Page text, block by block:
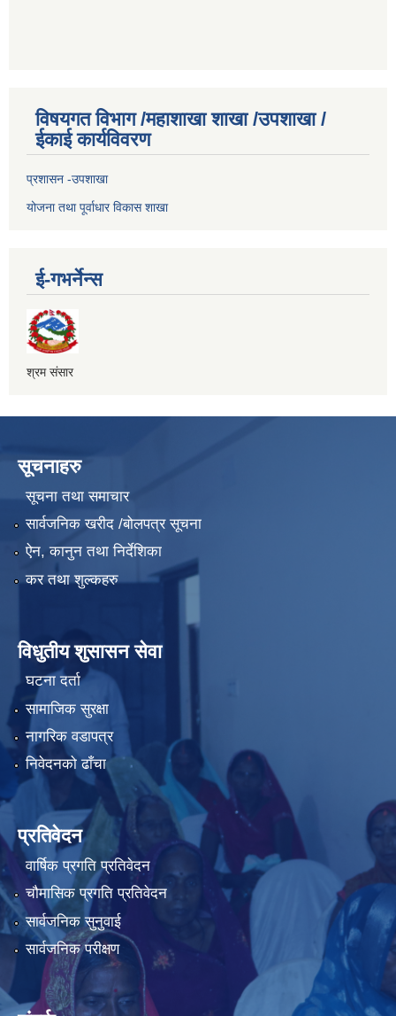
विषयगत विभाग /महाशाखा शाखा /उपशाखा /
ईकाई कार्यविवरण
प्रशासन -उपशाखा
योजना तथा पूर्वाधार विकास शाखा
ई-गभर्नेन्स
श्रम संसार
सूचनाहरु
सूचना तथा समाचार
सार्वजनिक खरीद /बोलपत्र सूचना
ऐन, कानुन तथा निर्देशिका
कर तथा शुल्कहरु
विधुतीय शुसासन सेवा
घटना दर्ता
सामाजिक सुरक्षा
नागरिक वडापत्र
निवेदनको ढाँचा
प्रतिवेदन
वार्षिक प्रगति प्रतिवेदन
चौमासिक प्रगति प्रतिवेदन
सार्वजनिक सुनुवाई
सार्वजनिक परीक्षण